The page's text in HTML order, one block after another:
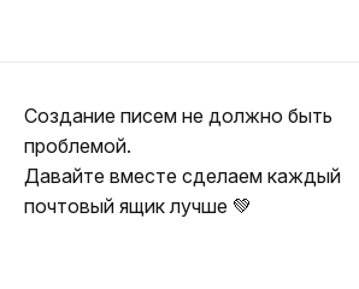
Создание писем не должно быть
проблемой.
Давайте вместе сделаем каждый
почтовый ящик лучше 💚